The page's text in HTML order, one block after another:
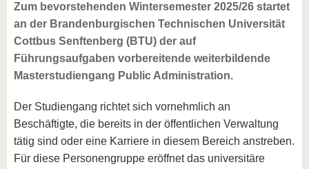
Zum bevorstehenden Wintersemester 2025/26 startet
an der Brandenburgischen Technischen Universität
Cottbus Senftenberg (BTU) der auf
Führungsaufgaben vorbereitende weiterbildende
Masterstudiengang Public Administration.
Der Studiengang richtet sich vornehmlich an
Beschäftigte, die bereits in der öffentlichen Verwaltung
tätig sind oder eine Karriere in diesem Bereich anstreben.
Für diese Personengruppe eröffnet das universitäre